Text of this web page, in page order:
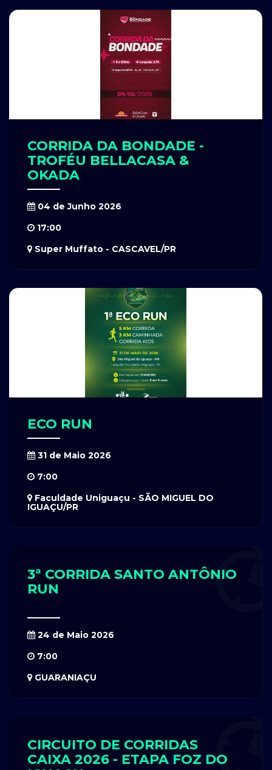
CORRIDA DA BONDADE -
TROFÉU BELLACASA &
OKADA
04 de Junho 2026
17:00
Super Muffato - CASCAVEL/PR
ECO RUN
31 de Maio 2026
7:00
Faculdade Uniguaçu - SÃO MIGUEL DO
IGUAÇU/PR
3ª CORRIDA SANTO ANTÔNIO
RUN
24 de Maio 2026
7:00
GUARANIAÇU
CIRCUITO DE CORRIDAS
CAIXA 2026 - ETAPA FOZ DO